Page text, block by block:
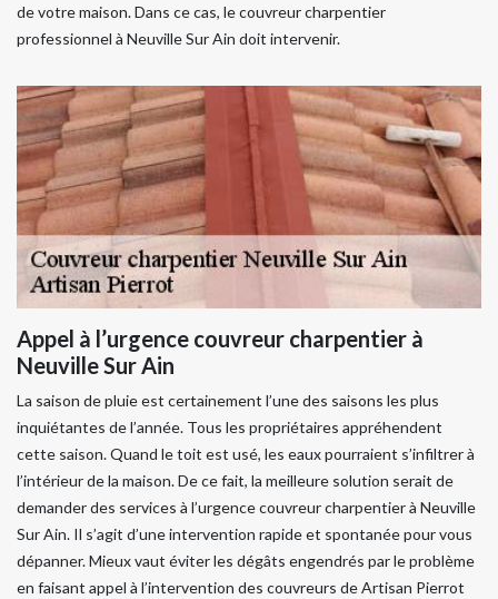
de votre maison. Dans ce cas, le couvreur charpentier
professionnel à Neuville Sur Ain doit intervenir.
Appel à l’urgence couvreur charpentier à
Neuville Sur Ain
La saison de pluie est certainement l’une des saisons les plus
inquiétantes de l’année. Tous les propriétaires appréhendent
cette saison. Quand le toit est usé, les eaux pourraient s’infiltrer à
l’intérieur de la maison. De ce fait, la meilleure solution serait de
demander des services à l’urgence couvreur charpentier à Neuville
Sur Ain. Il s’agit d’une intervention rapide et spontanée pour vous
dépanner. Mieux vaut éviter les dégâts engendrés par le problème
en faisant appel à l’intervention des couvreurs de Artisan Pierrot